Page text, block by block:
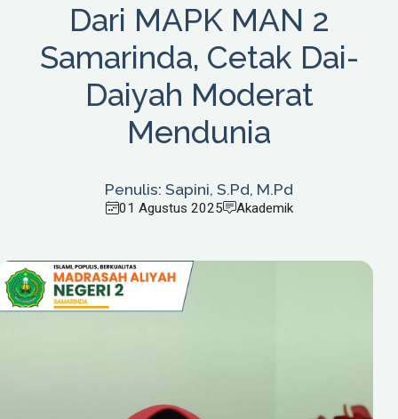
Dari MAPK MAN 2
Samarinda, Cetak Dai-
Daiyah Moderat
Mendunia
Penulis: Sapini, S.Pd, M.Pd
01 Agustus 2025 Akademik